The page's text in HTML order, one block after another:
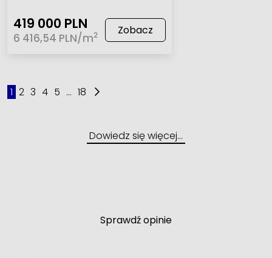
419 000 PLN
6 416,54 PLN/m2 Zobacz
1 2 3 4 5 ... 18
Dowiedz się więcej…
Sprawdź opinie